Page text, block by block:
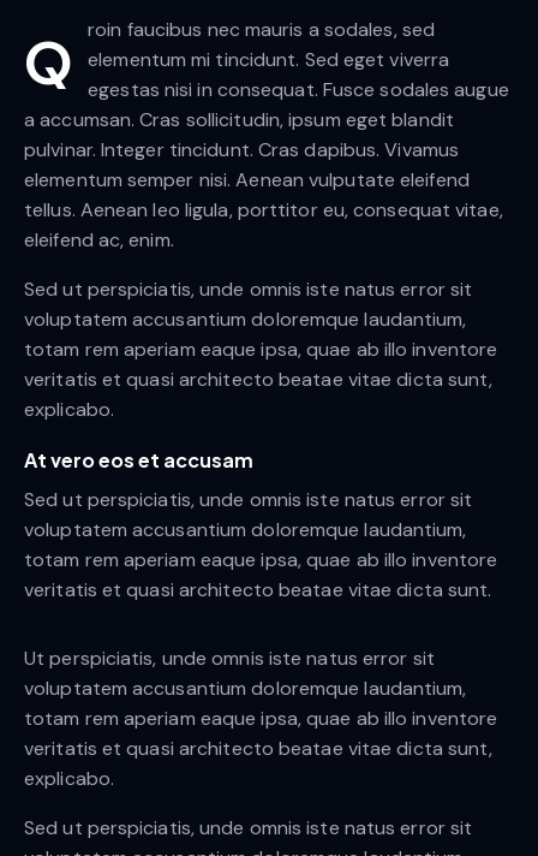
Q
roin faucibus nec mauris a sodales, sed
elementum mi tincidunt. Sed eget viverra
egestas nisi in consequat. Fusce sodales augue
a accumsan. Cras sollicitudin, ipsum eget blandit
pulvinar. Integer tincidunt. Cras dapibus. Vivamus
elementum semper nisi. Aenean vulputate eleifend
tellus. Aenean leo ligula, porttitor eu, consequat vitae,
eleifend ac, enim.
Sed ut perspiciatis, unde omnis iste natus error sit
voluptatem accusantium doloremque laudantium,
totam rem aperiam eaque ipsa, quae ab illo inventore
veritatis et quasi architecto beatae vitae dicta sunt,
explicabo.
At vero eos et accusam
Sed ut perspiciatis, unde omnis iste natus error sit
voluptatem accusantium doloremque laudantium,
totam rem aperiam eaque ipsa, quae ab illo inventore
veritatis et quasi architecto beatae vitae dicta sunt.
Ut perspiciatis, unde omnis iste natus error sit
voluptatem accusantium doloremque laudantium,
totam rem aperiam eaque ipsa, quae ab illo inventore
veritatis et quasi architecto beatae vitae dicta sunt,
explicabo.
Sed ut perspiciatis, unde omnis iste natus error sit